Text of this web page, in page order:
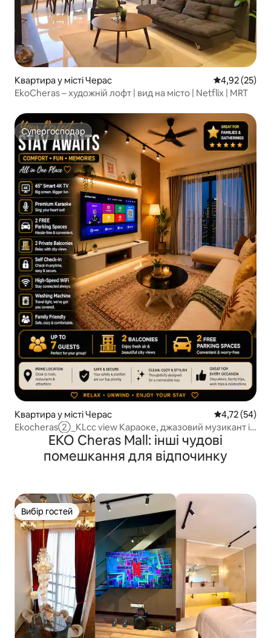
Квартира у місті Черас Середня
4,92 (25)
EkoCheras – художній лофт | вид на місто | Netflix | MRT
Супергосподар
Супергосподар
Квартира у місті Черас Середня
4,72 (54)
Ekocheras②_KLcc view Караоке, джазовий музикант і
дитяча кімнатаEKO Cheras Mall: інші чудові
помешкання для відпочинку
Вибір гостей
Вибір гостей